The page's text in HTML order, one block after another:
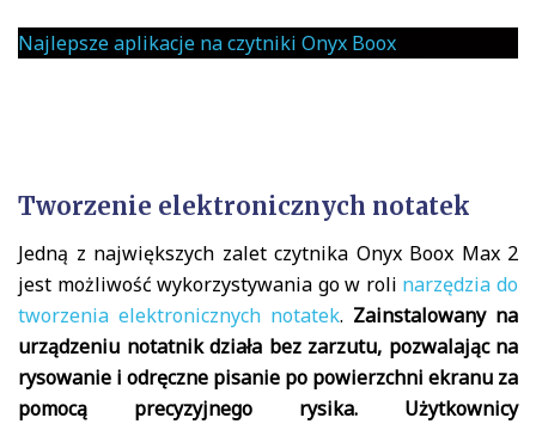
Najlepsze aplikacje na czytniki Onyx Boox
Tworzenie elektronicznych notatek
Jedną z największych zalet czytnika Onyx Boox Max 2
jest możliwość wykorzystywania go w roli narzędzia do
tworzenia elektronicznych notatek. Zainstalowany na
urządzeniu notatnik działa bez zarzutu, pozwalając na
rysowanie i odręczne pisanie po powierzchni ekranu za
pomocą precyzyjnego rysika. Użytkownicy